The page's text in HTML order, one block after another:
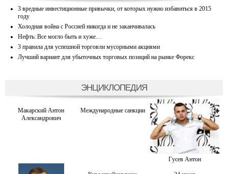
3 вредные инвестиционные привычки, от которых нужно избавиться в 2015
году
Холодная война с Россией никогда и не заканчивалась
Нефть: Все могло быть и хуже…
3 правила для успешной торговли мусорными акциями
Лучший вариант для убыточных торговых позиций на рынке Форекс
ЭНЦИКЛОПЕДИЯ
Макарский Антон
Александрович
Международные санкции
Гусев Антон